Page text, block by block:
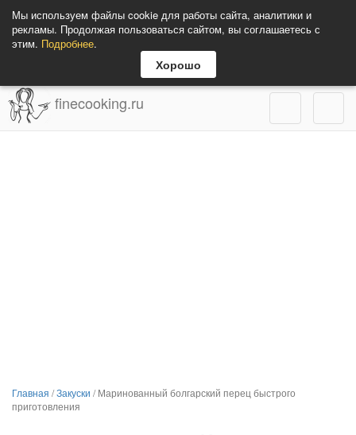
Мы используем файлы cookie для работы сайта, аналитики и
рекламы. Продолжая пользоваться сайтом, вы соглашаетесь с
этим. Подробнее.
Хорошо
finecooking.ru
Главная /Закуски /Маринованный болгарский перец быстрого
приготовления